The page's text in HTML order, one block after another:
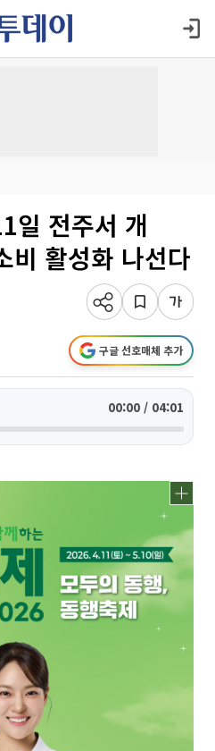
일 전주서 개
활성화 나선다
구글 선호매체 추가
00:00 / 04:01